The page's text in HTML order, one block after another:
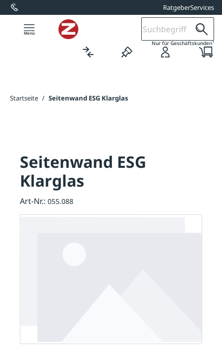
springen RatgeberServices
Nur für Geschäftskunden1
Startseite / Seitenwand ESG Klarglas
Seitenwand ESG
Klarglas
Art-Nr.: 055.088